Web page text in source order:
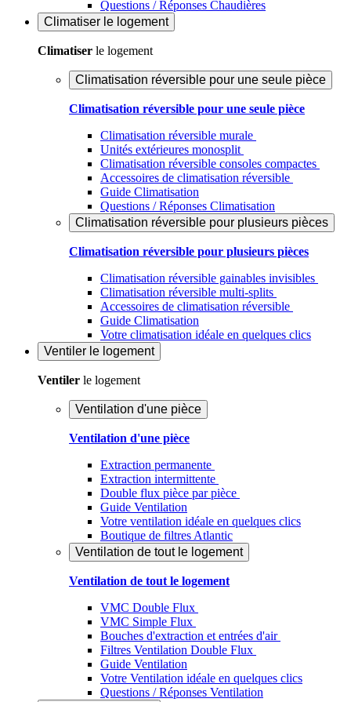
Questions / Réponses Chaudières
Climatiser le logement
Climatiser le logement
Climatisation réversible pour une seule pièce
Climatisation réversible pour une seule pièce
Climatisation réversible murale
Unités extérieures monosplit
Climatisation réversible consoles compactes
Accessoires de climatisation réversible
Guide Climatisation
Questions / Réponses Climatisation
Climatisation réversible pour plusieurs pièces
Climatisation réversible pour plusieurs pièces
Climatisation réversible gainables invisibles
Climatisation réversible multi-splits
Accessoires de climatisation réversible
Guide Climatisation
Votre climatisation idéale en quelques clics
Ventiler le logement
Ventiler le logement
Ventilation d'une pièce
Ventilation d'une pièce
Extraction permanente
Extraction intermittente
Double flux pièce par pièce
Guide Ventilation
Votre ventilation idéale en quelques clics
Boutique de filtres Atlantic
Ventilation de tout le logement
Ventilation de tout le logement
VMC Double Flux
VMC Simple Flux
Bouches d'extraction et entrées d'air
Filtres Ventilation Double Flux
Guide Ventilation
Votre Ventilation idéale en quelques clics
Questions / Réponses Ventilation